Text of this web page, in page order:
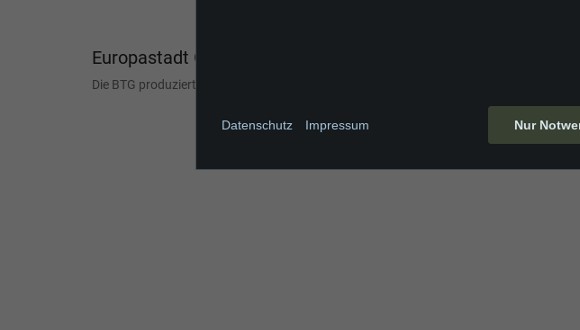
Europastadt Görlitz/Zgorzelec
Die BTG produziert am Standort Görlitz, mitten im Herzen von Europa.
Nur
Datenschutz Impressum